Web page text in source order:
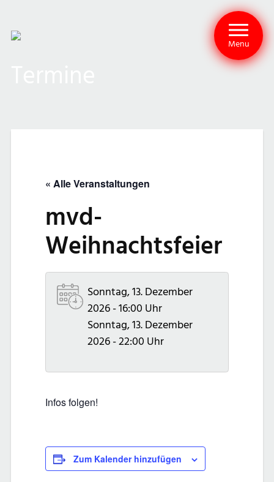
Menu
« Alle Veranstaltungen
mvd-
Weihnachtsfeier
Sonntag, 13. Dezember
2026 - 16:00 Uhr
Sonntag, 13. Dezember
2026 - 22:00 Uhr
Infos folgen!
Zum Kalender hinzufügen